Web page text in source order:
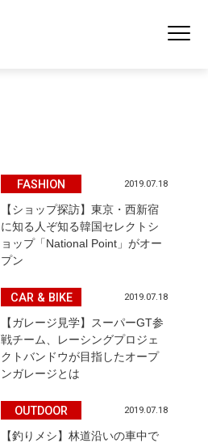
FASHION 2019.07.18
【ショップ探訪】東京・西新宿
に知る人ぞ知る韓国セレクトシ
ョップ「National Point」がオー
プン
CAR & BIKE 2019.07.18
【ガレージ見学】スーパーGT参
戦チーム、レーシングプロジェ
クトバンドウが目指したオープ
ンガレージとは
OUTDOOR 2019.07.18
【釣りメシ】林道沿いの車中で